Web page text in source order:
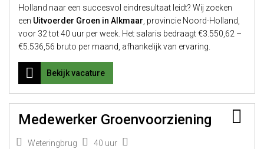
Holland naar een succesvol eindresultaat leidt? Wij zoeken
een Uitvoerder Groen in Alkmaar , provincie Noord-Holland,
voor 32 tot 40 uur per week. Het salaris bedraagt €3.550,62 –
€5.536,56 bruto per maand, afhankelijk van ervaring.
Bekijk vacature
Medewerker Groenvoorziening
Weteringbrug 40 uur